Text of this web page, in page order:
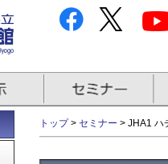
トップ> セミナー > JHA1 ハ